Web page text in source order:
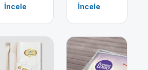
İncele
İncele